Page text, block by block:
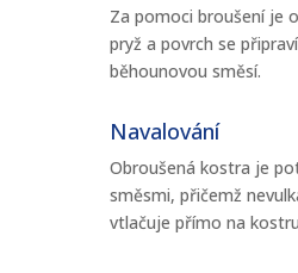
Za pomoci broušení je
pryž a povrch se
běhounovou směsí.
Navalování
Obroušená kostra je
směsmi, přičemž
vtlačuje přímo na